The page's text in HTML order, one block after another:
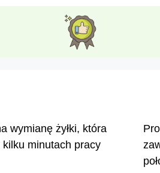
wymianę żyłki, która
minutach pracy